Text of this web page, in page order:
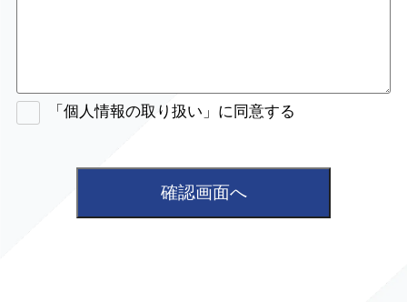
「個人情報の取り扱い」に同意する
確認画面へ